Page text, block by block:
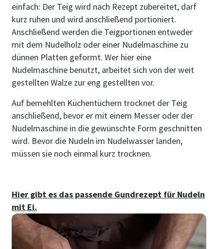
einfach: Der Teig wird nach Rezept zubereitet, darf
kurz ruhen und wird anschließend portioniert.
Anschließend werden die Teigportionen entweder
mit dem Nudelholz oder einer Nudelmaschine zu
dünnen Platten geformt. Wer hier eine
Nudelmaschine benutzt, arbeitet sich von der weit
gestellten Walze zur eng gestellten vor.
Auf bemehlten Küchentüchern trocknet der Teig
anschließend, bevor er mit einem Messer oder der
Nudelmaschine in die gewünschte Form geschnitten
wird. Bevor die Nudeln im Nudelwasser landen,
müssen sie noch einmal kurz trocknen.
Hier gibt es das passende Gundrezept für Nudeln
mit Ei.